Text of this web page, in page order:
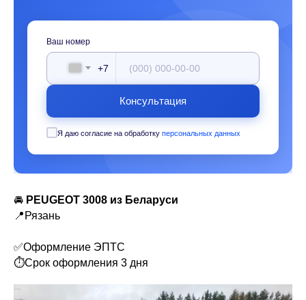
Ваш номер
+7
Консультация
Я даю согласие на обработку персональных данных
🚘 PEUGEOT 3008 из Беларуси
📍Рязань
✅Оформление ЭПТС
⏱Срок оформления 3 дня